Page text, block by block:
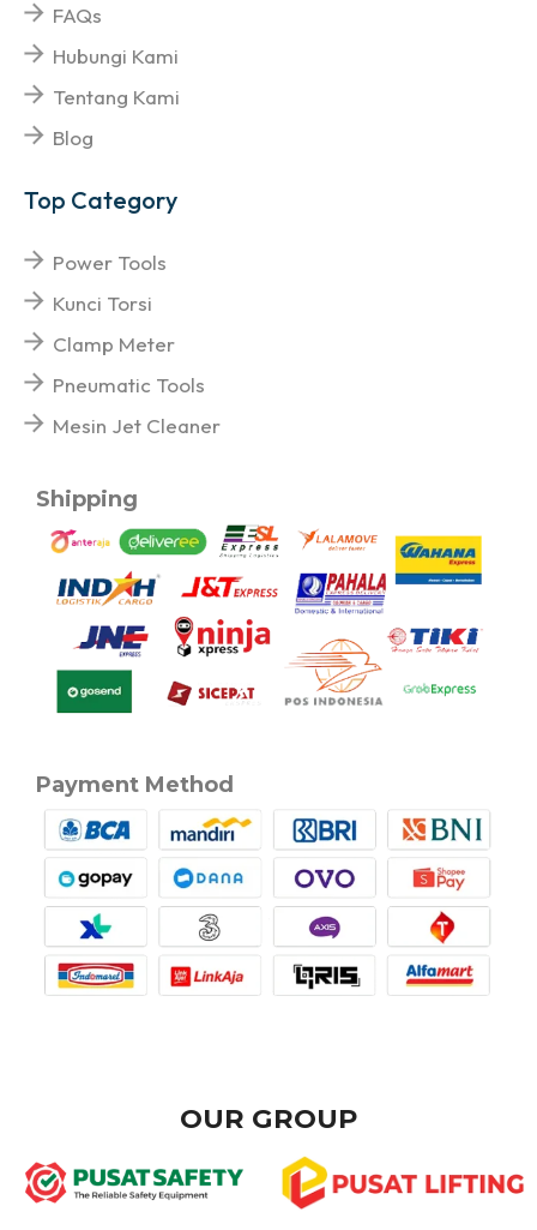
FAQs
Hubungi Kami
Tentang Kami
Blog
Top Category
Power Tools
Kunci Torsi
Clamp Meter
Pneumatic Tools
Mesin Jet Cleaner
Shipping
Payment Method
OUR GROUP